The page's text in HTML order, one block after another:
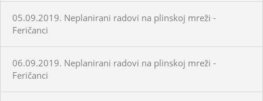
05.09.2019. Neplanirani radovi na plinskoj mreži -
Feričanci
06.09.2019. Neplanirani radovi na plinskoj mreži -
Feričanci